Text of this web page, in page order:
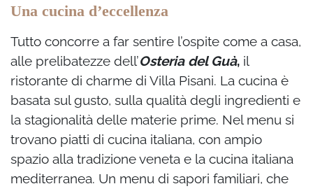
Una cucina d’eccellenza
Tutto concorre a far sentire l’ospite come a casa,
alle prelibatezze dell’Osteria del Guà, il
ristorante di charme di Villa Pisani. La cucina è
basata sul gusto, sulla qualità degli ingredienti e
la stagionalità delle materie prime. Nel menu si
trovano piatti di cucina italiana, con ampio
spazio alla tradizione veneta e la cucina italiana
mediterranea. Un menu di sapori familiari, che